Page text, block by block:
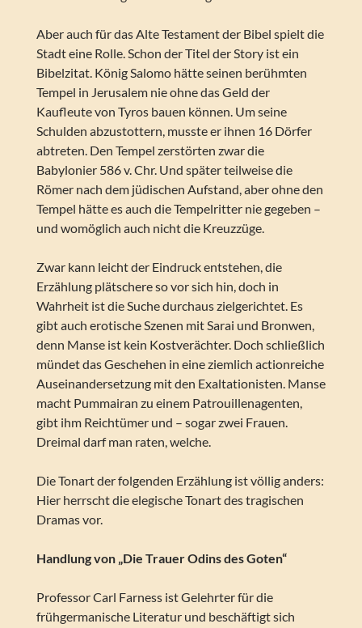
Aber auch für das Alte Testament der Bibel spielt die
Stadt eine Rolle. Schon der Titel der Story ist ein
Bibelzitat. König Salomo hätte seinen berühmten
Tempel in Jerusalem nie ohne das Geld der
Kaufleute von Tyros bauen können. Um seine
Schulden abzustottern, musste er ihnen 16 Dörfer
abtreten. Den Tempel zerstörten zwar die
Babylonier 586 v. Chr. Und später teilweise die
Römer nach dem jüdischen Aufstand, aber ohne den
Tempel hätte es auch die Tempelritter nie gegeben –
und womöglich auch nicht die Kreuzzüge.
Zwar kann leicht der Eindruck entstehen, die
Erzählung plätschere so vor sich hin, doch in
Wahrheit ist die Suche durchaus zielgerichtet. Es
gibt auch erotische Szenen mit Sarai und Bronwen,
denn Manse ist kein Kostverächter. Doch schließlich
mündet das Geschehen in eine ziemlich actionreiche
Auseinandersetzung mit den Exaltationisten. Manse
macht Pummairan zu einem Patrouillenagenten,
gibt ihm Reichtümer und – sogar zwei Frauen.
Dreimal darf man raten, welche.
Die Tonart der folgenden Erzählung ist völlig anders:
Hier herrscht die elegische Tonart des tragischen
Dramas vor.
Handlung von „Die Trauer Odins des Goten“
Professor Carl Farness ist Gelehrter für die
frühgermanische Literatur und beschäftigt sich